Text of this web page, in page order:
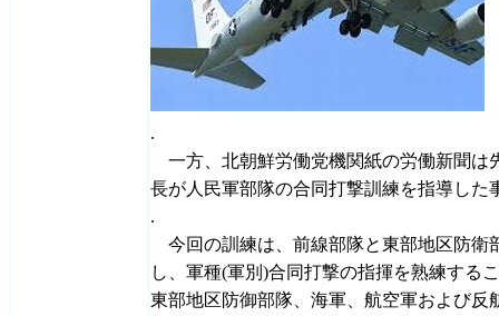
.
一方、北朝鮮労働党機関紙の労働新聞は
長が人民軍部隊の合同打撃訓練を指導した
.
今回の訓練は、前線部隊と東部地区防衛
し、軍種(軍別)合同打撃の指揮を熟練する
東部地区防御部隊、海軍、航空軍および反